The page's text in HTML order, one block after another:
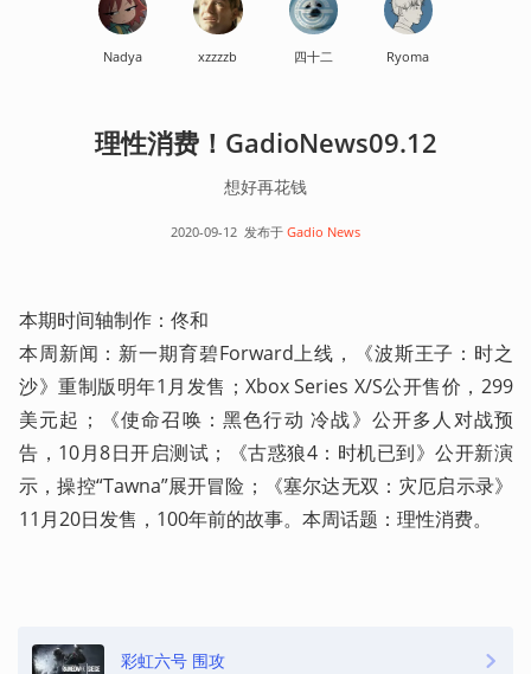
Nadya xzzzzb 四十二 Ryoma
理性消费！GadioNews09.12
想好再花钱
2020-09-12 发布于 Gadio News
本期时间轴制作：佟和
本周新闻：新一期育碧Forward上线，《波斯王子：时之
沙》重制版明年1月发售；Xbox Series X/S公开售价，299
美元起；《使命召唤：黑色行动 冷战》公开多人对战预
告，10月8日开启测试；《古惑狼4：时机已到》公开新演
示，操控“Tawna”展开冒险；《塞尔达无双：灾厄启示录》
11月20日发售，100年前的故事。本周话题：理性消费。
彩虹六号 围攻